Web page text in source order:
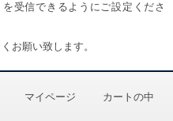
受信できるようにご設定くださ
お願い致します。
マイページ カートの中